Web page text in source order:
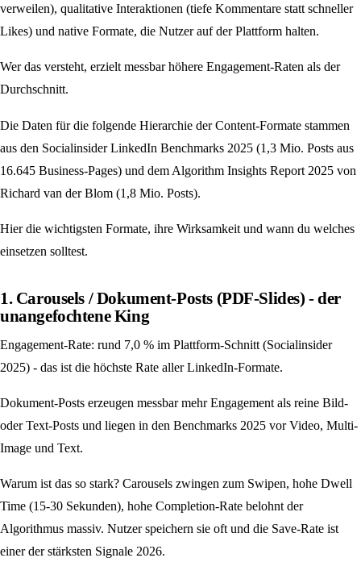
verweilen), qualitative Interaktionen (tiefe Kommentare statt schneller
Likes) und native Formate, die Nutzer auf der Plattform halten.
Wer das versteht, erzielt messbar höhere Engagement-Raten als der
Durchschnitt.
Die Daten für die folgende Hierarchie der Content-Formate stammen
aus den Socialinsider LinkedIn Benchmarks 2025 (1,3 Mio. Posts aus
16.645 Business-Pages) und dem Algorithm Insights Report 2025 von
Richard van der Blom (1,8 Mio. Posts).
Hier die wichtigsten Formate, ihre Wirksamkeit und wann du welches
einsetzen solltest.
1. Carousels / Dokument-Posts (PDF-Slides) - der
unangefochtene King
Engagement-Rate: rund 7,0 % im Plattform-Schnitt (Socialinsider
2025) - das ist die höchste Rate aller LinkedIn-Formate.
Dokument-Posts erzeugen messbar mehr Engagement als reine Bild-
oder Text-Posts und liegen in den Benchmarks 2025 vor Video, Multi-
Image und Text.
Warum ist das so stark? Carousels zwingen zum Swipen, hohe Dwell
Time (15-30 Sekunden), hohe Completion-Rate belohnt der
Algorithmus massiv. Nutzer speichern sie oft und die Save-Rate ist
einer der stärksten Signale 2026.